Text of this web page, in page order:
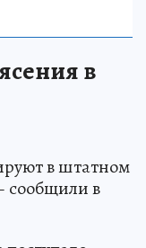
в
в штатном
сообщили в